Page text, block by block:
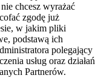
chcesz wyrażać
zgodę już
w jakim pliki
podstawą ich
polegający
usług oraz działań
Partnerów.